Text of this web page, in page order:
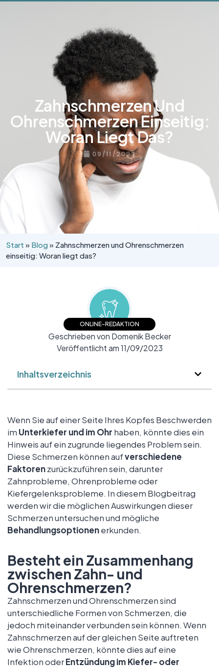
Zahnschmerzen Und
Ohrenschmerzen Einseitig:
Woran Liegt Das?
09/11/2023
Start » Blog» Zahnschmerzen und Ohrenschmerzen
einseitig: Woran liegt das?
ONLINE-REDAKTION
Geschrieben von Domenik Becker
Veröffentlicht am 11/09/2023
Inhaltsverzeichnis
Wenn Sie auf einer Seite Ihres Kopfes Beschwerden
im Unterkiefer und im Ohr haben, könnte dies ein
Hinweis auf ein zugrunde liegendes Problem sein.
Diese Schmerzen können aufverschiedene
Faktorenzurückzuführen sein, darunter
Zahnprobleme, Ohrenprobleme oder
Kiefergelenksprobleme. In diesem Blogbeitrag
werden wir die möglichen Auswirkungen dieser
Schmerzen untersuchen und mögliche
Behandlungsoptionenerkunden.
Besteht ein Zusammenhang
zwischen Zahn- und
Ohrenschmerzen?
Zahnschmerzen und Ohrenschmerzen sind
unterschiedliche Formen von Schmerzen, die
jedoch miteinander verbunden sein können. Wenn
Zahnschmerzen auf der gleichen Seite auftreten
wie Ohrenschmerzen, könnte dies auf eine
Infektion oderEntzündung im Kiefer- oder